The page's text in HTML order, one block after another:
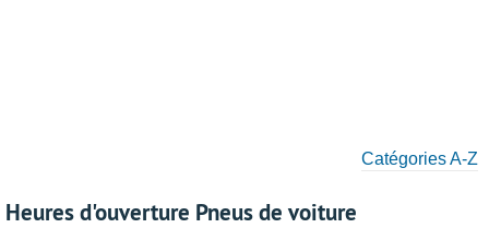
Catégories A-Z
Heures d'ouverture Pneus de voiture